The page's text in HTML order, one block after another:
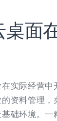
桌面
实际经营中
资料管理，
础环境。一